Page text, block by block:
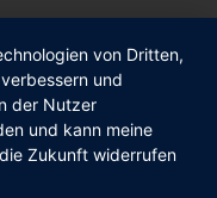
von Dritten,
und
der Nutzer
und kann meine
Zukunft widerrufen